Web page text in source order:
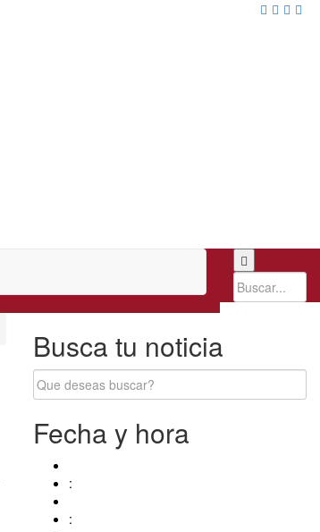
Busca tu noticia
Fecha y hora
:
: